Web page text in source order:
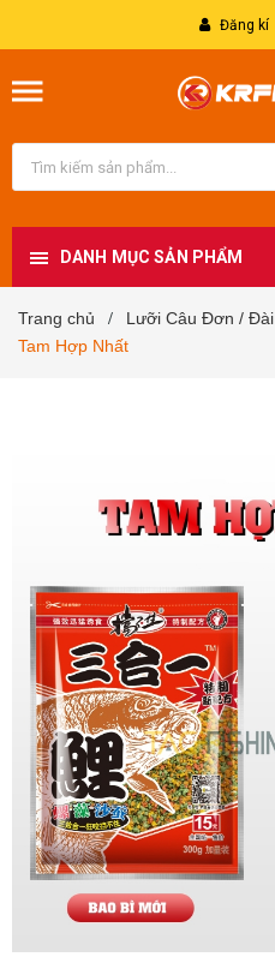
Đăng kí
DANH MỤC SẢN PHẨM
Trang chủ / Lưỡi Câu Đơn / Đài
Tam Hợp Nhất